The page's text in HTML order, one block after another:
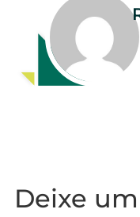
Deixe